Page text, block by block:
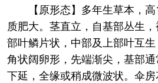
【原形态】多年生草本，
质肥大。茎直立，自基部丛生
部叶鳞片状，中部及上部叶互
角状阔卵形，先端渐尖，基部
下延，全缘或稍成微波状。伞房